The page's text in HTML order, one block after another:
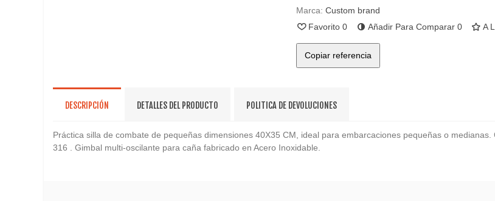
Marca: Custom brand
Favorito 0 Añadir Para Comparar 0 A
Copiar referencia
DESCRIPCIÓN DETALLES DEL PRODUCTO POLITICA DE DEVOLUCIONES
Práctica silla de combate de pequeñas dimensiones 40X35 CM, ideal para embarcaciones pequeñas o
316 . Gimbal multi-oscilante para caña fabricado en Acero Inoxidable.